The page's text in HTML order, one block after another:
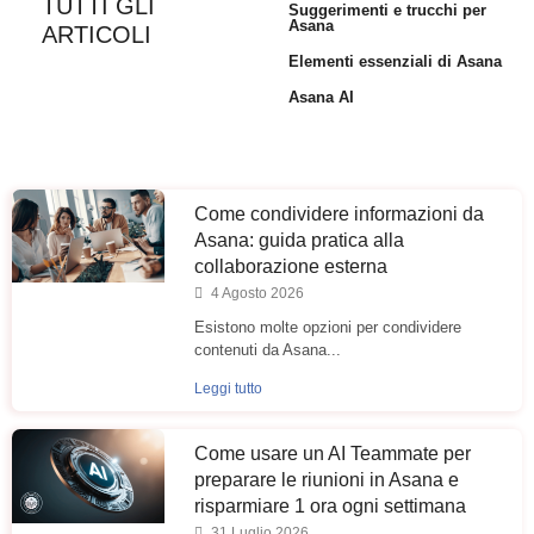
TUTTI GLI
ARTICOLI
Suggerimenti e trucchi per
Asana
Elementi essenziali di Asana
Asana AI
Come condividere informazioni da
Asana: guida pratica alla
collaborazione esterna
4 Agosto 2026
Esistono molte opzioni per condividere
contenuti da Asana...
Leggi tutto
Come usare un AI Teammate per
preparare le riunioni in Asana e
risparmiare 1 ora ogni settimana